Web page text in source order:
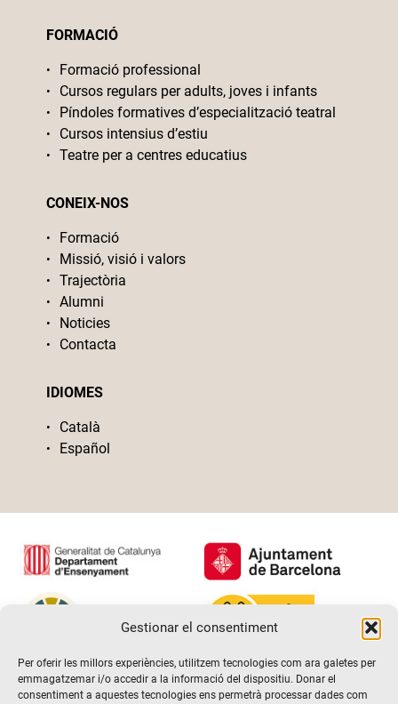
Gestionar el consentiment
Per oferir les millors experiències, utilitzem tecnologies com ara galetes per
emmagatzemar i/o accedir a la informació del dispositiu. Donar el
consentiment a aquestes tecnologies ens permetrà processar dades com
FORMACIÓ
Formació professional
Cursos regulars per adults, joves i infants
Píndoles formatives d’especialització teatral
Cursos intensius d’estiu
Teatre per a centres educatius
CONEIX-NOS
Formació
Missió, visió i valors
Trajectòria
Alumni
Noticies
Contacta
IDIOMES
Català
Español